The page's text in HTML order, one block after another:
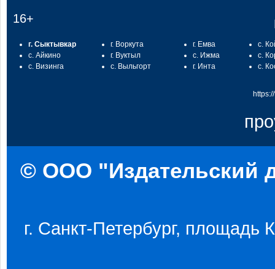
16+
г. Сыктывкар
с. Айкино
с. Визинга
г. Воркута
г. Вуктыл
с. Выльгорт
г. Емва
с. Ижма
г. Инта
с.
с.
с.
© ООО "Издательский
г. Санкт-Петербург, площадь